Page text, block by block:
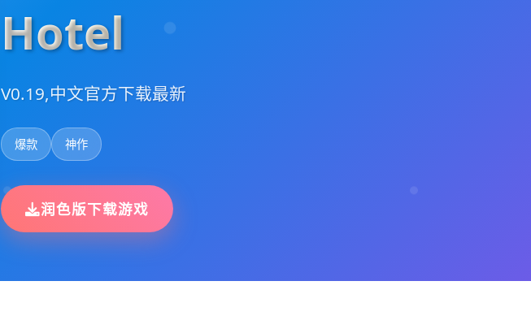
Hotel
V0.19,中文官方下载最新
爆款 神作
润色版下载游戏